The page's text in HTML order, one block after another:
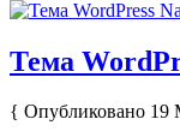
Тема
{ Опубликовано 19